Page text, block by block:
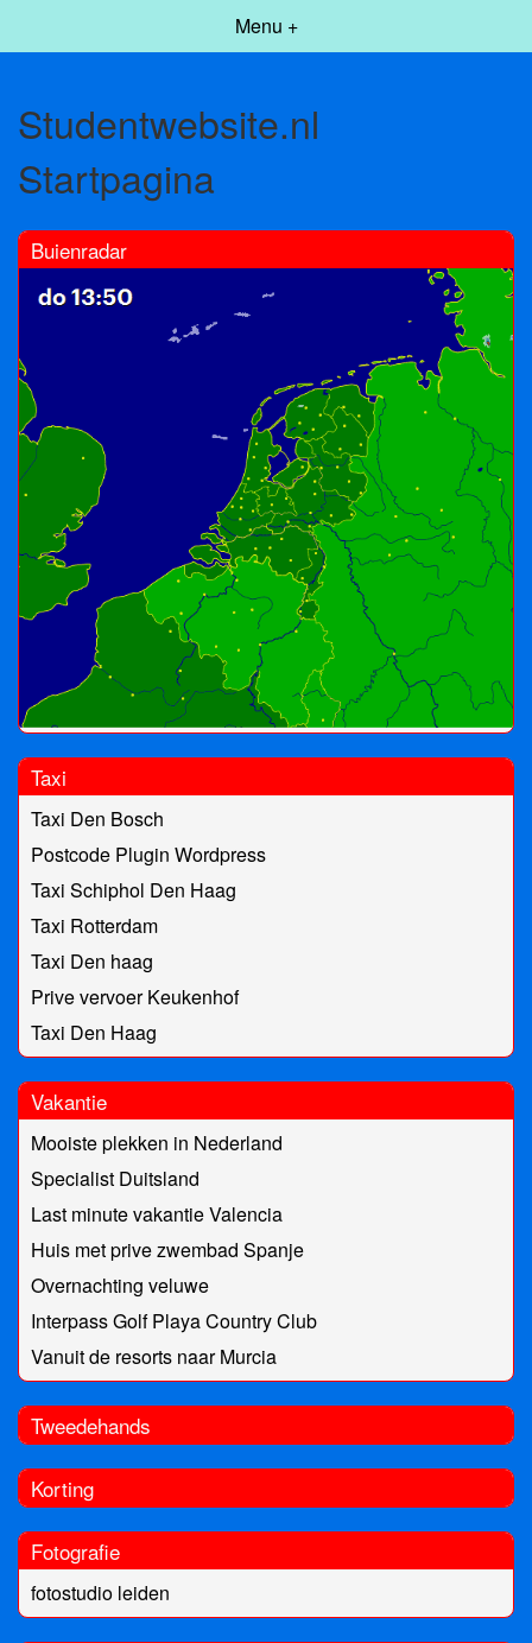
Menu +
Studentwebsite.nl
Startpagina
Buienradar
Taxi
Taxi Den Bosch
Postcode Plugin Wordpress
Taxi Schiphol Den Haag
Taxi Rotterdam
Taxi Den haag
Prive vervoer Keukenhof
Taxi Den Haag
Vakantie
Mooiste plekken in Nederland
Specialist Duitsland
Last minute vakantie Valencia
Huis met prive zwembad Spanje
Overnachting veluwe
Interpass Golf Playa Country Club
Vanuit de resorts naar Murcia
Tweedehands
Korting
Fotografie
fotostudio leiden